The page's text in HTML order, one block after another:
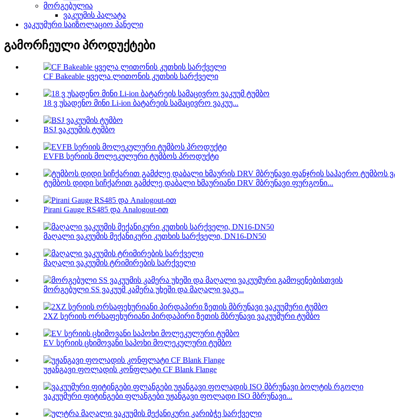
მორგებულია
ვაკუუმის პალატა
ვაკუუმური საიზოლაციო პანელი
გამორჩეული პროდუქტები
CF Bakeable ყველა ლითონის კუთხის სარქველი
18 ვ უსადენო მინი Li-ion ბატარეის სამაცივრო ვაკუუ...
BSJ ვაკუუმის ტუმბო
EVFB სერიის მოლეკულური ტუმბოს პროდუქტი
ტუმბოს დიდი სიჩქარით გამძლე დაბალი ხმაურიანი DRV მბრუნავი ფურგონი...
Pirani Gauge RS485 და Analogout-ით
მაღალი ვაკუუმის მექანიკური კუთხის სარქველი, DN16-DN50
მაღალი ვაკუუმის ტრიმირების სარქველი
მორგებული SS ვაკუუმ კამერა უხეში და მაღალი ვაკუ...
2XZ სერიის ორსაფეხურიანი პირდაპირი ზეთის მბრუნავი ვაკუუმური ტუმბო
EV სერიის ცხიმოვანი საპოხი მოლეკულური ტუმბო
უჟანგავი ფოლადის კონფლატი CF Blank Flange
ვაკუუმური ფიტინგები ფლანგები უჟანგავი ფოლადი ISO მბრუნავი...